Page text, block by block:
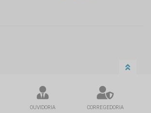
OUVIDORIA CORREGEDORIA